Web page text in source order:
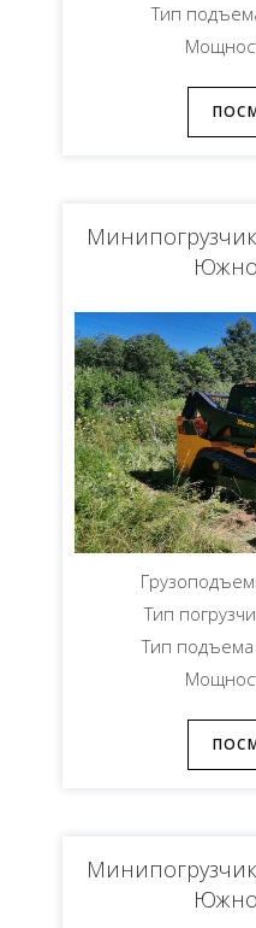
Тип
Минипогрузчик
Тип
Тип
Минипогрузчик